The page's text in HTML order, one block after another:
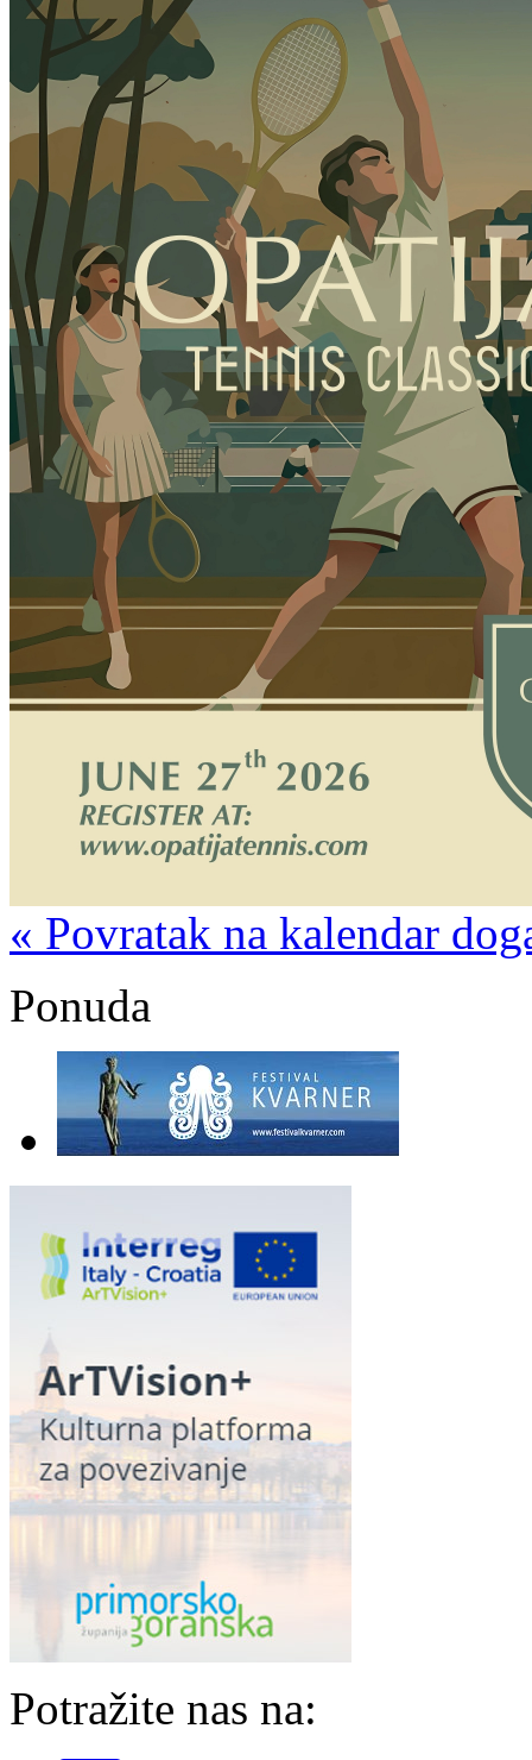
« Povratak na kalendar
Ponuda
Potražite nas na: